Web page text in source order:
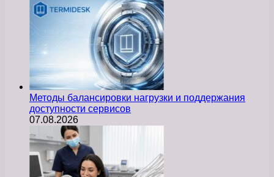
Методы балансировки нагрузки и поддержания
доступности сервисов
07.08.2026